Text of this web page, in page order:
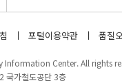
포털이용약관 품질
Center. All rights
국가철도공단 3층